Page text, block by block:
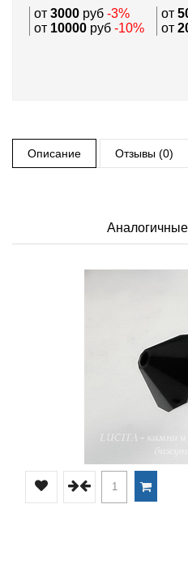
от 3000 руб -3% от
от 10000 руб -10% от
Описание Отзывы (0)